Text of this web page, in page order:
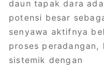
daun tapak dara
potensi besar
senyawa aktifnya
proses peradangan,
sistemik dengan